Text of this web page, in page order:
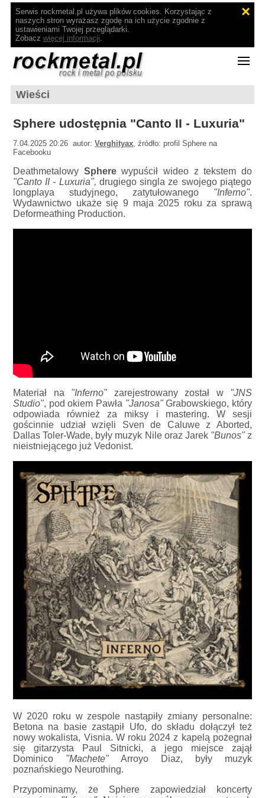
Serwis rockmetal.pl używa plików cookies. Korzystając z
naszych stron wyrażasz zgodę na ich użycie zgodnie z
ustawieniami Twojej przeglądarki.
Zobacz więcej informacji.
Wieści
Sphere udostępnia "Canto II - Luxuria"
7.04.2025 20:26 autor:Verghityax, źródło: profil Sphere na
Facebooku
Deathmetalowy Spherewypuścił wideo z tekstem do
"Canto II - Luxuria", drugiego singla ze swojego piątego
longplaya studyjnego, zatytułowanego "Inferno".
Wydawnictwo ukaże się 9 maja 2025 roku za sprawą
Deformeathing Production.
Materiał na "Inferno"zarejestrowany został w "JNS
Studio", pod okiem Pawła "Janosa"Grabowskiego, który
odpowiada również za miksy i mastering. W sesji
gościnnie udział wzięli Sven de Caluwe z Aborted,
Dallas Toler-Wade, były muzyk Nile oraz Jarek"Bunos"z
nieistniejącego już Vedonist.
W 2020 roku w zespole nastąpiły zmiany personalne:
Betona na basie zastąpił Ufo, do składu dołączył też
nowy wokalista, Visnia. W roku 2024 z kapelą pożegnał
się gitarzysta Paul Sitnicki, a jego miejsce zajął
Dominico "Machete" Arroyo Diaz, były muzyk
poznańskiego Neurothing.
Przypominamy, że Sphere zapowiedział koncerty